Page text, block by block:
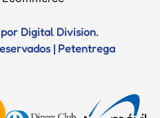
Digital Division.
| Petentrega